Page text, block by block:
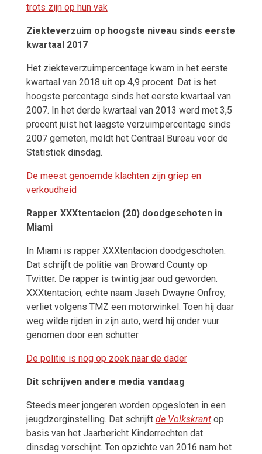
trots zijn op hun vak
Ziekteverzuim op hoogste niveau sinds eerste
kwartaal 2017
Het ziekteverzuimpercentage kwam in het eerste
kwartaal van 2018 uit op 4,9 procent. Dat is het
hoogste percentage sinds het eerste kwartaal van
2007. In het derde kwartaal van 2013 werd met 3,5
procent juist het laagste verzuimpercentage sinds
2007 gemeten, meldt het Centraal Bureau voor de
Statistiek dinsdag.
De meest genoemde klachten zijn griep en
verkoudheid
Rapper XXXtentacion (20) doodgeschoten in
Miami
In Miami is rapper XXXtentacion doodgeschoten.
Dat schrijft de politie van Broward County op
Twitter. De rapper is twintig jaar oud geworden.
XXXtentacion, echte naam Jaseh Dwayne Onfroy,
verliet volgens TMZ een motorwinkel. Toen hij daar
weg wilde rijden in zijn auto, werd hij onder vuur
genomen door een schutter.
De politie is nog op zoek naar de dader
Dit schrijven andere media vandaag
Steeds meer jongeren worden opgesloten in een
jeugdzorginstelling. Dat schrijft de Volkskrantop
basis van het Jaarbericht Kinderrechten dat
dinsdag verschijnt. Ten opzichte van 2016 nam het